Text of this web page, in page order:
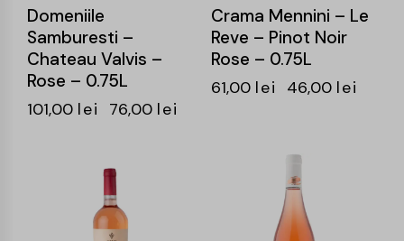
Domeniile
Samburesti –
Chateau Valvis –
Rose – 0.75L
101,00 lei 76,00 lei
Crama Mennini – Le
Reve – Pinot Noir
Rose – 0.75L
61,00 lei 46,00 lei